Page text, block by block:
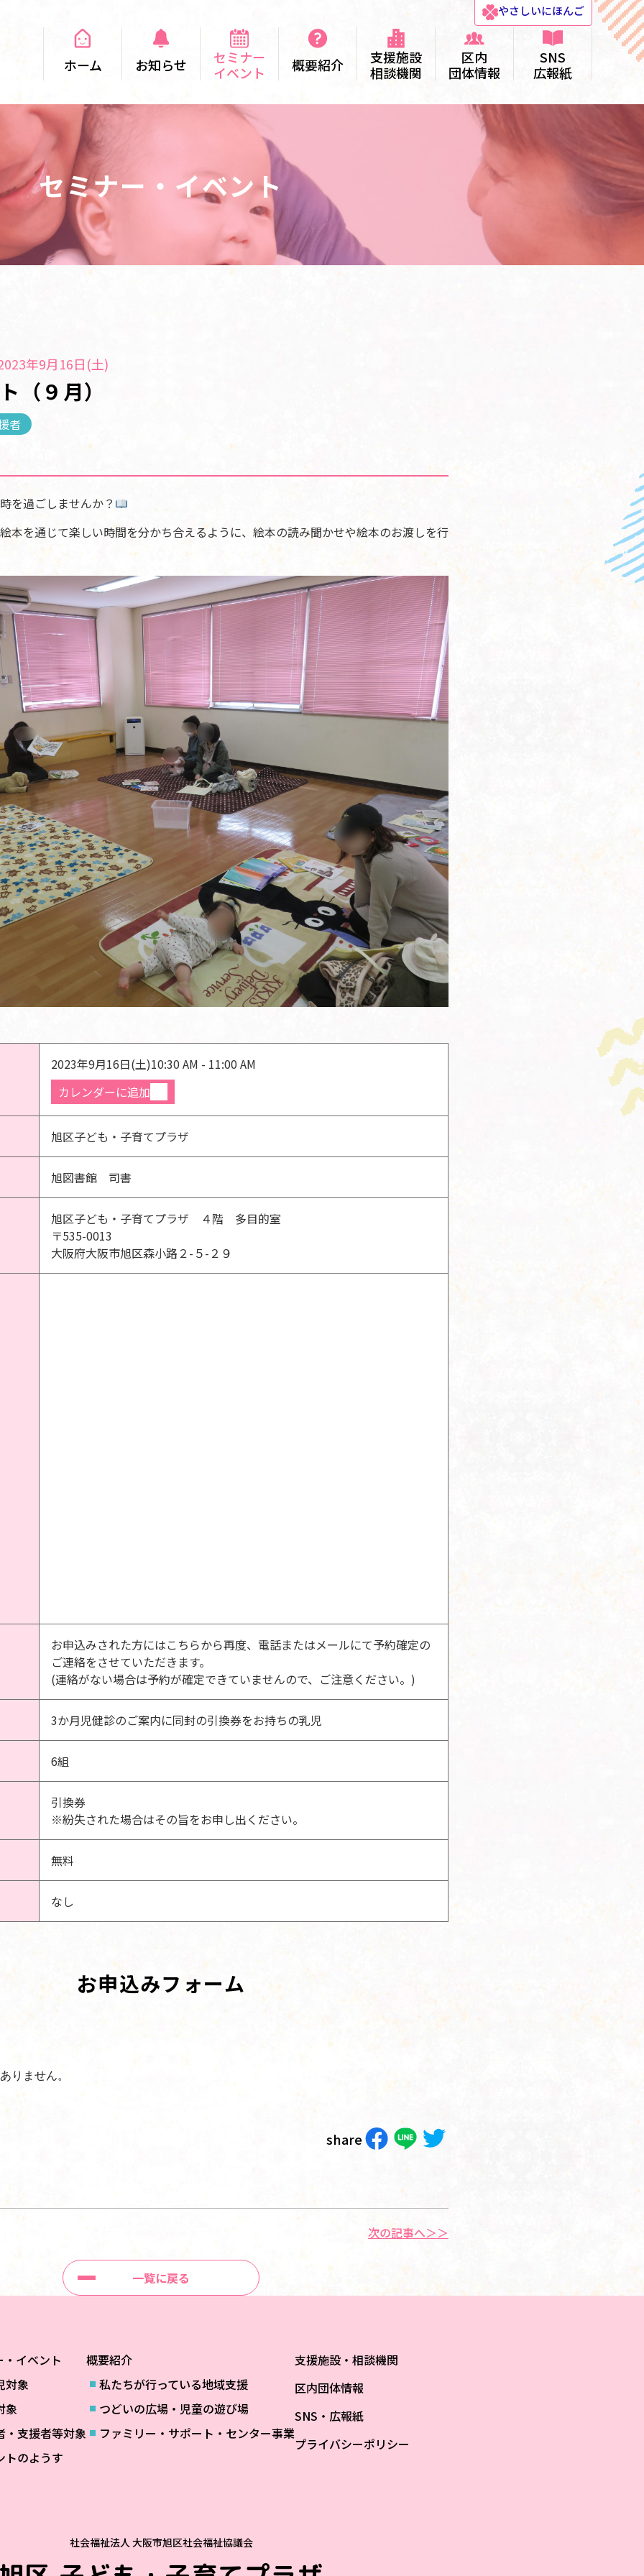
やさしいにほんご
ホーム お知らせ
セミナー
イベント
概要紹介
支援施設
相談機関
区内
団体情報
SNS
広報紙
セミナー・イベント
年9月16日(土)
（９月）
者
を過ごしませんか？
本を通じて楽しい時間を分かち合えるように、絵本の読み聞かせや絵本のお渡しを行
2023年9月16日(土)10:30 AM - 11:00 AM
カレンダーに追加
旭区子ども・子育てプラザ
旭図書館 司書
旭区子ども・子育てプラザ ４階 多目的室
〒535-0013
大阪府大阪市旭区森小路２-５-２９
お申込みされた方にはこちらから再度、電話またはメールにて予約確定の
ご連絡をさせていただきます。
(連絡がない場合は予約が確定できていませんので、ご注意ください。)
3か月児健診のご案内に同封の引換券をお持ちの乳児
6組
引換券
※紛失された場合はその旨をお申し出ください。
無料
なし
お申込みフォーム
りません。
share
一覧に戻る
次の記事へ＞＞
イベント
対象
象
・支援者等対象
トのようす
概要紹介
私たちが行っている地域支援
つどいの広場・児童の遊び場
ファミリー・サポート・センター事業
支援施設・相談機関
区内団体情報
SNS・広報紙
プライバシーポリシー
社会福祉法人 大阪市旭区社会福祉協議会